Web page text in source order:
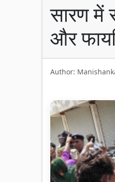
सारण में
और
Author: